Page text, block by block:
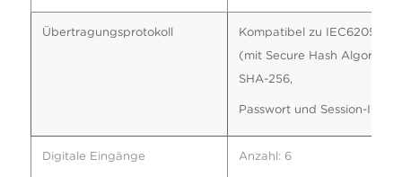
Übertragungsprotokoll
Kompatibel zu IEC62056-21
(mit Secure Hash
SHA-256,
Passwort und Session-ID)
Digitale Eingänge Anzahl: 6